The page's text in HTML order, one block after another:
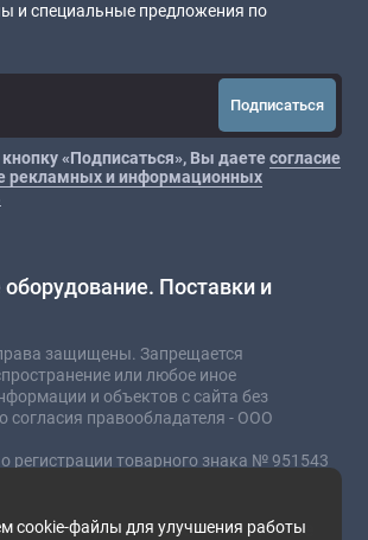
cookie-файлы для улучшения работы
и специальные предложения по
Подписаться
«Подписаться», Вы даетесогласие
рекламных и информационных
Поставки и
защищены. Запрещается
или любое иное
и объектов с сайта без
согласия правообладателя - ООО
регистрации товарного знака № 951543
характер и не